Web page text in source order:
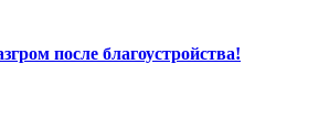
после благоустройства!